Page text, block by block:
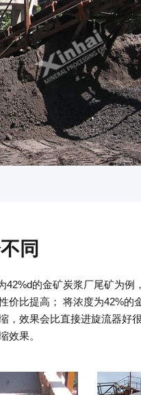
同
42%d的金矿炭浆厂尾矿为
价比提高； 将浓度为42%
，效果会比直接进旋流器好
效果。